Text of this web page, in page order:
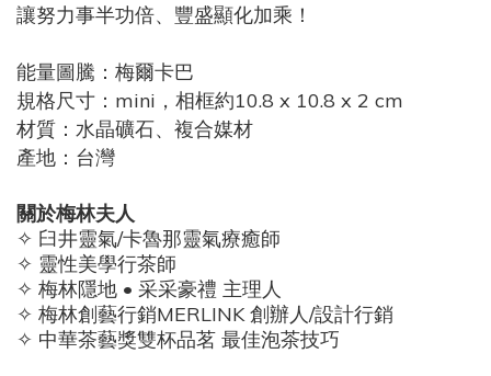
讓努力事半功倍、豐盛顯化加乘！
能量圖騰：梅爾卡巴
規格尺寸：mini，相框約10.8 x 10.8 x 2 cm
材質：水晶礦石、複合媒材
產地：台灣
關於梅林夫人
✧ 臼井靈氣/卡魯那靈氣療癒師
✧ 靈性美學行茶師
✧ 梅林隱地 • 采采豪禮 主理人
✧ 梅林創藝行銷MERLINK 創辦人/設計行銷
✧ 中華茶藝獎雙杯品茗 最佳泡茶技巧